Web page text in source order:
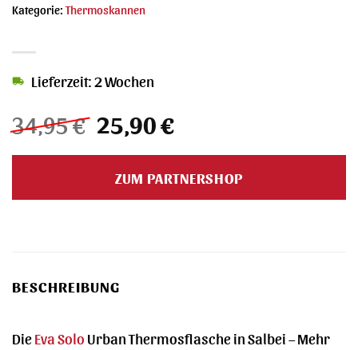
34,95€ Ursprünglicher
Preis
war:
34,95 €
25,90€Aktueller
ist:
25,90 €.
Lieferzeit: 2 Wochen
ZUM PARTNERSHOP
Kategorie:Thermoskannen
BESCHREIBUNG
DieEva Solo Urban Thermosflasche in Salbei – Mehr